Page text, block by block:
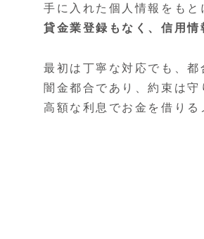
手に入れた個人情報をもと
貸金業登録もなく、信用情
最初は丁寧な対応でも、
闇金都合であり、約束は守
高額な利息でお金を借り